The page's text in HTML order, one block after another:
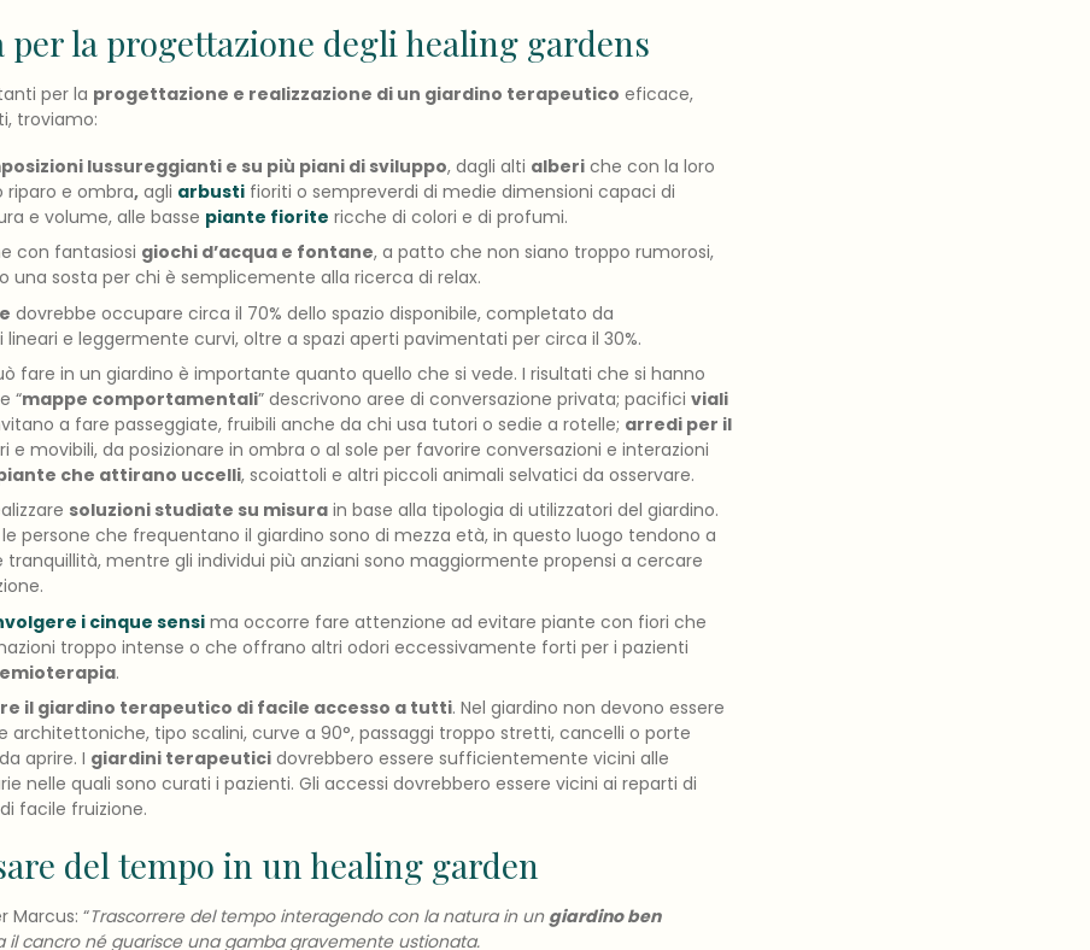
per la progettazione degli healing gardens
per la progettazione e realizzazione di un giardino terapeutico eficace,
troviamo:
lussureggianti e su più piani di sviluppo, dagli alti alberi che con la loro
e ombra, agli arbusti fioriti o sempreverdi di medie dimensioni capaci di
e volume, alle basse piante fiorite ricche di colori e di profumi.
con fantasiosi giochi d’acqua e fontane, a patto che non siano troppo rumorosi,
una sosta per chi è semplicemente alla ricerca di relax.
dovrebbe occupare circa il 70% dello spazio disponibile, completato da
e leggermente curvi, oltre a spazi aperti pavimentati per circa il 30%.
fare in un giardino è importante quanto quello che si vede. I risultati che si hanno
“mappe comportamentali” descrivono aree di conversazione privata; pacifici viali
a fare passeggiate, fruibili anche da chi usa tutori o sedie a rotelle; arredi per il
e movibili, da posizionare in ombra o al sole per favorire conversazioni e interazioni
che attirano uccelli, scoiattoli e altri piccoli animali selvatici da osservare.
soluzioni studiate su misura in base alla tipologia di utilizzatori del giardino.
persone che frequentano il giardino sono di mezza età, in questo luogo tendono a
tranquillità, mentre gli individui più anziani sono maggiormente propensi a cercare
i cinque sensima occorre fare attenzione ad evitare piante con fiori che
troppo intense o che offrano altri odori eccessivamente forti per i pazienti
.
il giardino terapeutico di facile accesso a tutti. Nel giardino non devono essere
architettoniche, tipo scalini, curve a 90°, passaggi troppo stretti, cancelli o porte
aprire. I giardini terapeutici dovrebbero essere sufficientemente vicini alle
nelle quali sono curati i pazienti. Gli accessi dovrebbero essere vicini ai reparti di
facile fruizione.
del tempo in un healing garden
Marcus: “Trascorrere del tempo interagendo con la natura in un giardino ben
cancro né guarisce una gamba gravemente ustionata.